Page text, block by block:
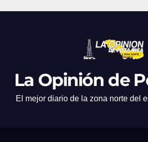
La Opinión de
El mejor diario de la zona norte del